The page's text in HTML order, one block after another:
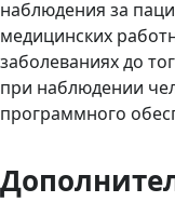
наблюдения за
медицинских
заболеваниях до
при наблюдении
программного